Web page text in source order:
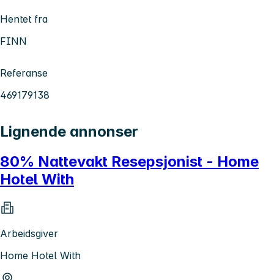
Hentet fra
FINN
Referanse
469179138
Lignende annonser
80% Nattevakt Resepsjonist - Home
Hotel With
Arbeidsgiver
Home Hotel With